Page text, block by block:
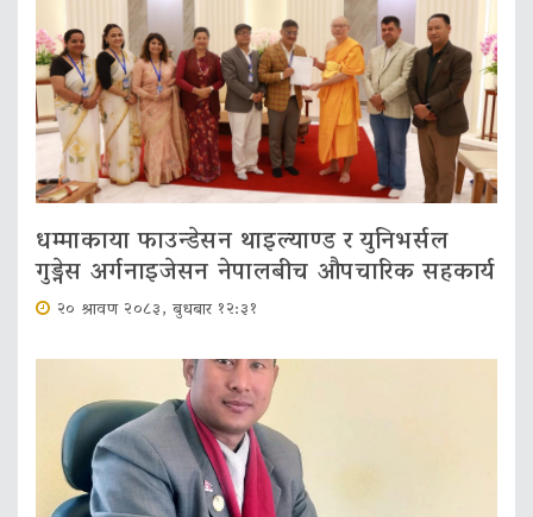
धम्माकाया फाउन्डेसन थाइल्याण्ड र युनिभर्सल
गुड्नेस अर्गनाइजेसन नेपालबीच औपचारिक सहकार्य
२० श्रावण २०८३, बुधबार १२:३१